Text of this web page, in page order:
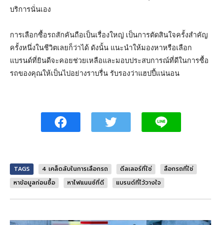
บริการนั่นเอง
การเลือกซื้อรถสักคันถือเป็นเรื่องใหญ่ เป็นการตัดสินใจครั้งสำคัญ
ครั้งหนึ่งในชีวิตเลยก็ว่าได้ ดังนั้น แนะนำให้มองหาหรือเลือก
แบรนด์ที่ยินดีจะคอยช่วยเหลือและมอบประสบการณ์ที่ดีในการซื้อ
รถของคุณให้เป็นไปอย่างราบรื่น รับรองว่าแฮปปี้แน่นอน
TAGS 4 เคล็ดลับในการเลือกรถ ดีลเลอร์ที่ใช่
ลือกรถที่ใช่
หาข้อมูลก่อนซื้อ
หาไฟแนนซ์ที่ดี แบรนด์ที่ไว้วางใจ